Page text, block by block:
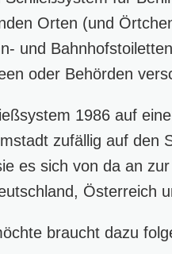
Orten (und
und
oder Behörden
1986 auf
zufällig auf den
es sich von da an
Österreich
braucht dazu